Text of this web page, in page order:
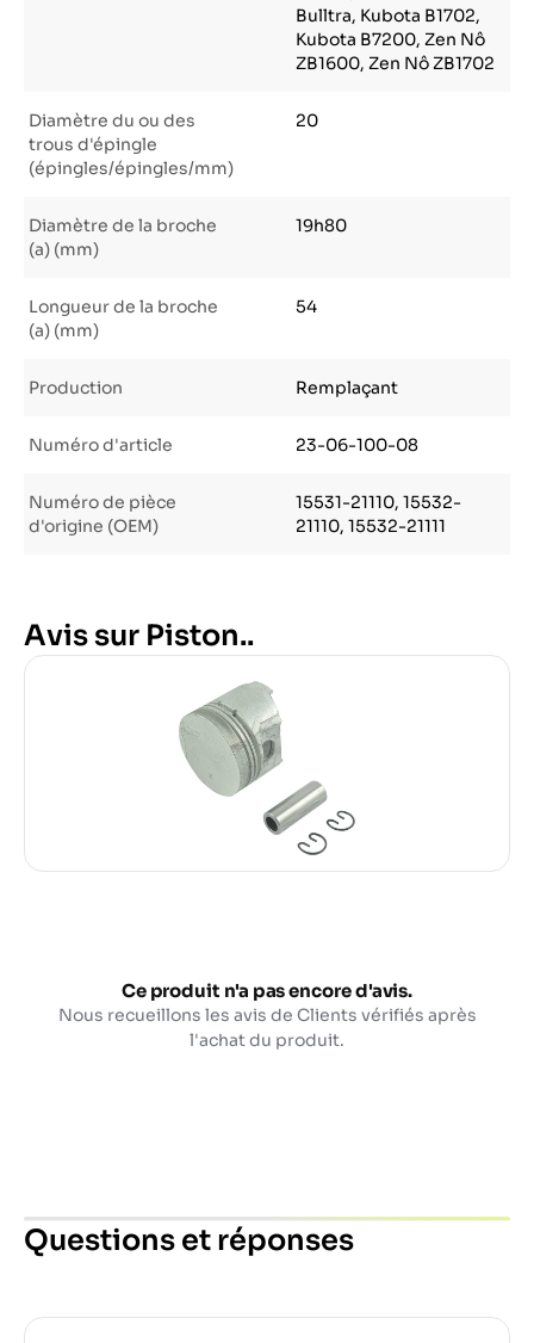
Bulltra, Kubota B1702,
Kubota B7200, Zen Nô
ZB1600, Zen Nô ZB1702
Diamètre du ou des
trous d'épingle
(épingles/épingles/mm)
20
Diamètre de la broche
(a) (mm)
19h80
Longueur de la broche
(a) (mm)
54
Production Remplaçant
Numéro d'article 23-06-100-08
Numéro de pièce
d'origine (OEM)
15531-21110, 15532-
21110, 15532-21111
Avis sur Piston..
Ce produit n'a pas encore d'avis.
Nous recueillons les avis de Clients vérifiés après
l'achat du produit.
Questions et réponses